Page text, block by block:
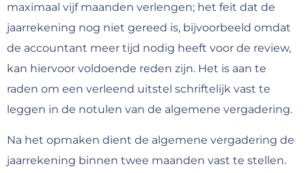
maximaal vijf maanden verlengen; het feit dat de
jaarrekening nog niet gereed is, bijvoorbeeld omdat
de accountant meer tijd nodig heeft voor de review,
kan hiervoor voldoende reden zijn. Het is aan te
raden om een verleend uitstel schriftelijk vast te
leggen in de notulen van de algemene vergadering.
Na het opmaken dient de algemene vergadering de
jaarrekening binnen twee maanden vast te stellen.